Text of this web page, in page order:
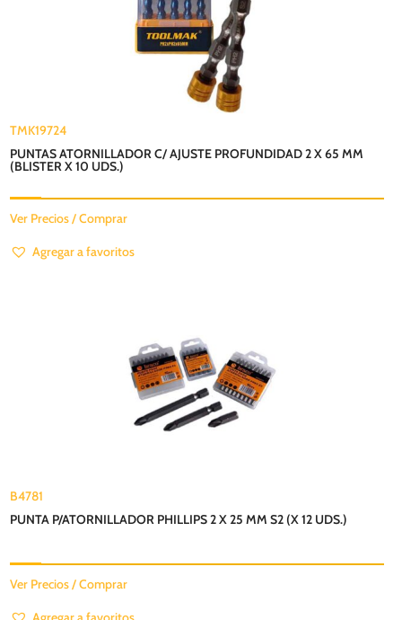
TMK19724
PUNTAS ATORNILLADOR C/ AJUSTE PROFUNDIDAD 2 X 65 MM
(BLISTER X 10 UDS.)
Ver Precios / Comprar
Agregar a favoritos
B4781
PUNTA P/ATORNILLADOR PHILLIPS 2 X 25 MM S2 (X 12 UDS.)
Ver Precios / Comprar